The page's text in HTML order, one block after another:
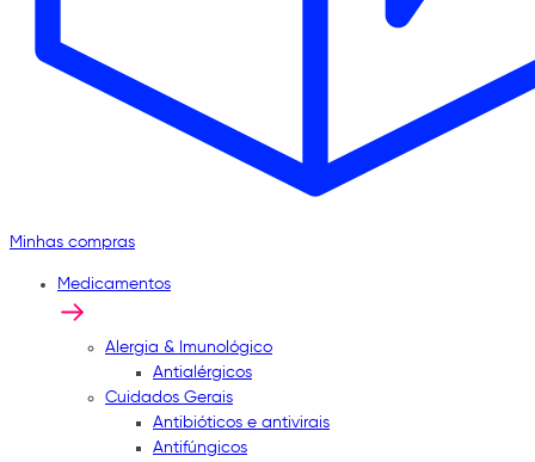
Minhas compras
Medicamentos
Alergia & Imunológico
Antialérgicos
Cuidados Gerais
Antibióticos e antivirais
Antifúngicos